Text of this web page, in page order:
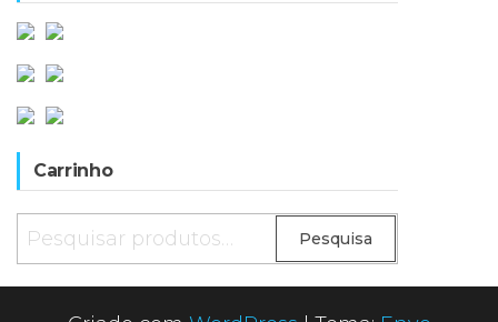
Carrinho
Pesquisar
por:
Pesquisa